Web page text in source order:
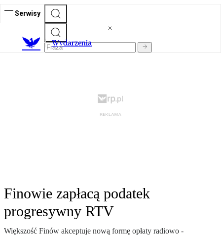
Serwisy
Wydarzenia
Finowie zapłacą podatek
progresywny RTV
Większość Finów akceptuje nową formę opłaty radiowo -